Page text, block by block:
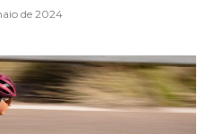
de 2024